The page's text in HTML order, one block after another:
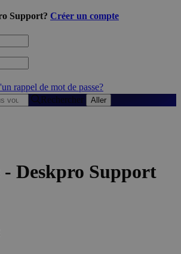
Support? Créer un compte
rappel de mot de passe?
Rechercher
Deskpro Support